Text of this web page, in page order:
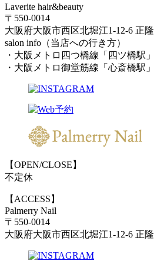
Laverite hair&beauty
〒550-0014
大阪府大阪市西区北堀江1-12-6 正
salon info（当店への行き方）
・大阪メトロ四つ橋線「四ツ橋駅
・大阪メトロ御堂筋線「心斎橋駅
【OPEN/CLOSE】
不定休
【ACCESS】
Palmerry Nail
〒550-0014
大阪府大阪市西区北堀江1-12-6 正